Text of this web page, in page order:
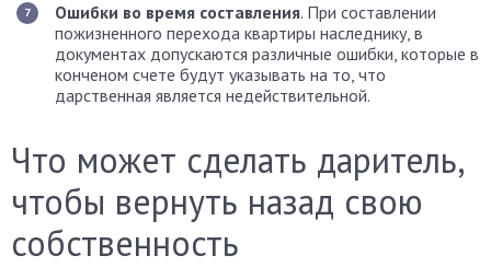
Ошибки во время составления. При составлении
пожизненного перехода квартиры наследнику, в
документах допускаются различные ошибки, которые в
конченом счете будут указывать на то, что
дарственная является недействительной.
Что может сделать даритель,
чтобы вернуть назад свою
собственность